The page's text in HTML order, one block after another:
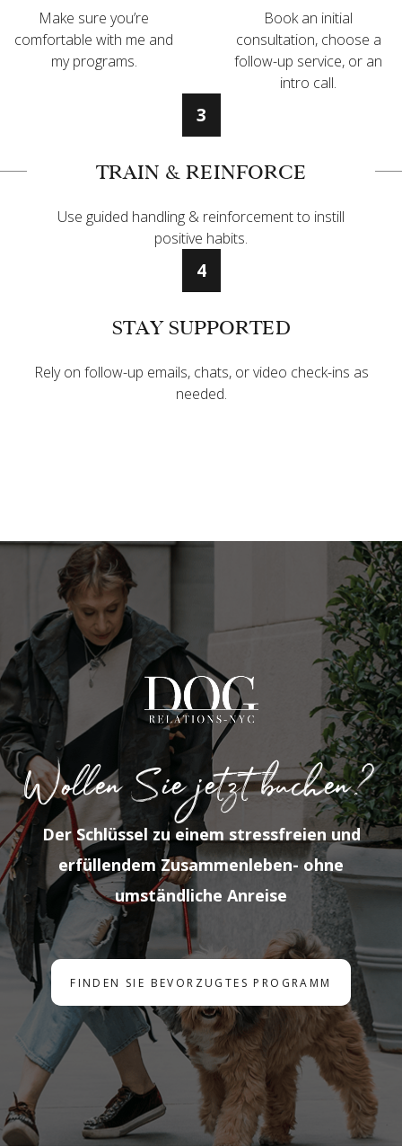
Make sure you’re
comfortable with me and
my programs.
Book an initial
consultation, choose a
follow-up service, or an
intro call.
3
TRAIN & REINFORCE
Use guided handling & reinforcement to instill
positive habits.
4
STAY SUPPORTED
Rely on follow-up emails, chats, or video check-ins as
needed.
Wollen Sie jetzt buchen?
Der Schlüssel zu einem stressfreien und
erfüllendem Zusammenleben- ohne
umständliche Anreise
FINDEN SIE BEVORZUGTES PROGRAMM